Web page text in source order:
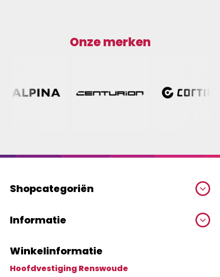
Onze merken
Shopcategoriën
Informatie
Winkelinformatie
Hoofdvestiging Renswoude